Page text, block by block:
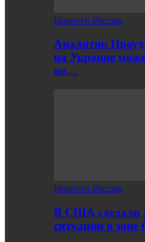
Новости России
Аналитик
на Украине
во…
Новости России
В США сделали
ситуации в